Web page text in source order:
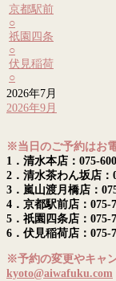
京都駅前
○
祇園四条
○
伏見稲荷
○
2026年7月
2026年9月
※当日のご予約はお
1．清水本店：075-
2．清水茶わん坂店：
3．嵐山渡月橋店：
4．京都駅前店：075-
5．祇園四条店：075-
6．伏見稲荷店：075-
※予約の変更やキャ
kyoto@aiwafuku.com